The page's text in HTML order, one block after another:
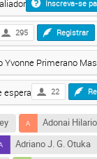
Inscreva-se
295 Registrar
Yvonne Primerano
espera 22
Adonai Hilario
Adriano J. G. Otuka